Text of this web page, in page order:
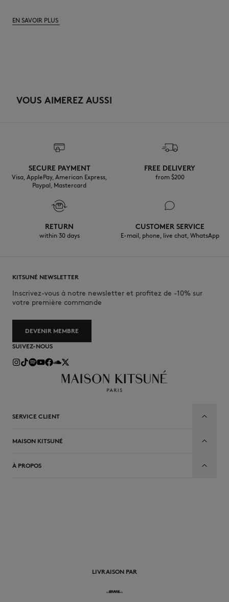
EN SAVOIR PLUS
VOUS AIMEREZ AUSSI
SECURE PAYMENT
Visa, ApplePay, American Express,
Paypal, Mastercard
FREE DELIVERY
from $200
RETURN
within 30 days
CUSTOMER SERVICE
E-mail, phone, live chat, WhatsApp
KITSUNÉ NEWSLETTER
Inscrivez-vous à notre newsletter et profitez de -10% sur
votre première commande
DEVENIR MEMBRE
SUIVEZ-NOUS
SERVICE CLIENT
MAISON KITSUNÉ
À PROPOS
LIVRAISON PAR